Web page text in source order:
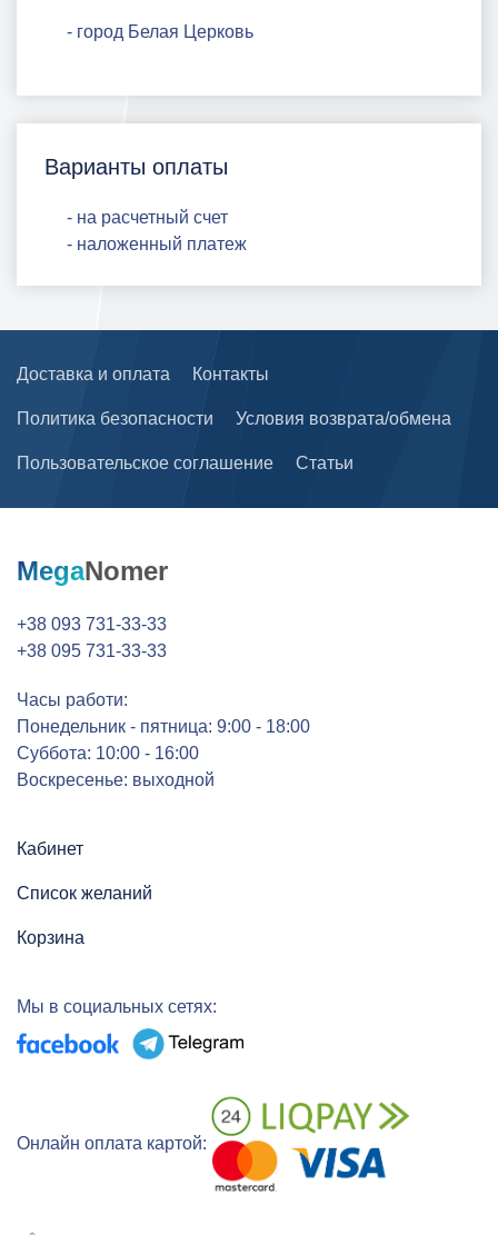
- город Белая Церковь
Варианты оплаты
- на расчетный счет
- наложенный платеж
Доставка и оплата Контакты
Политика безопасности Условия возврата/обмена
Пользовательское соглашение Статьи
MegaNomer
+38 093 731-33-33
+38 095 731-33-33
Часы работи:
Понедельник - пятница: 9:00 - 18:00
Суббота: 10:00 - 16:00
Воскресенье: выходной
Кабинет
Список желаний
Корзина
Мы в социальных сетях:
Онлайн оплата картой: